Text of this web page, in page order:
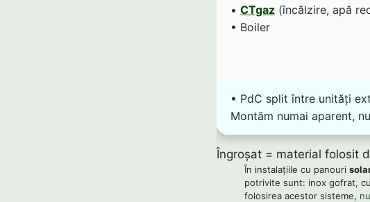
• CTgaz (încălzire, apă
• Boiler
• PdC split între unități
Montăm numai aparent,
Îngroșat = material folosit
În instalațiile cu panouri
potrivite sunt: inox gofrat,
folosirea acestor sisteme,